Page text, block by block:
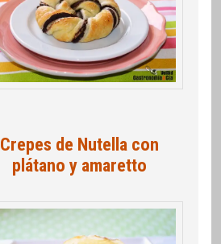
Crepes de Nutella con
plátano y amaretto